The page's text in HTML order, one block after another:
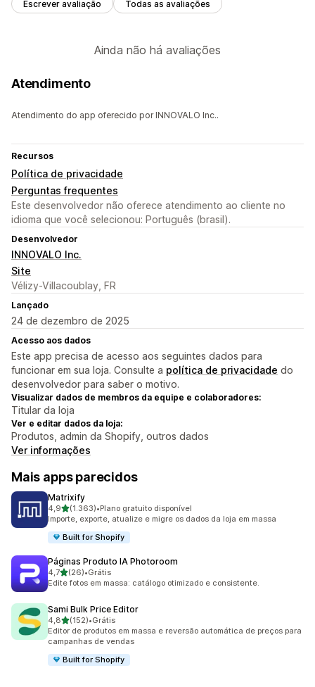
Escrever avaliação Todas as avaliações
Ainda não há avaliações
Atendimento
Atendimento do app oferecido por INNOVALO Inc..
Recursos
Política de privacidade
Perguntas frequentes
Este desenvolvedor não oferece atendimento ao cliente no
idioma que você selecionou: Português (brasil).
Desenvolvedor
INNOVALO Inc.
Site
Vélizy-Villacoublay, FR
Lançado
24 de dezembro de 2025
Acesso aos dados
Este app precisa de acesso aos seguintes dados para
funcionar em sua loja. Consulte a política de privacidade do
desenvolvedor para saber o motivo.
Visualizar dados de membros da equipe e colaboradores:
Titular da loja
Ver e editar dados da loja:
Produtos, admin da Shopify, outros dados
Ver informações
Mais apps parecidos
Matrixify
4,9de 5 estrelas
(1.363)
1363 avaliações ao todo
•Plano gratuito disponível
Importe, exporte, atualize e migre os dados da loja em massa
Built for Shopify
Páginas Produto IA Photoroom
4,7de 5 estrelas
(26)
26 avaliações ao todo
•Grátis
Edite fotos em massa: catálogo otimizado e consistente.
Sami Bulk Price Editor
4,8de 5 estrelas
(152)
152 avaliações ao todo
•Grátis
Editor de produtos em massa e reversão automática de preços para
campanhas de vendas
Built for Shopify